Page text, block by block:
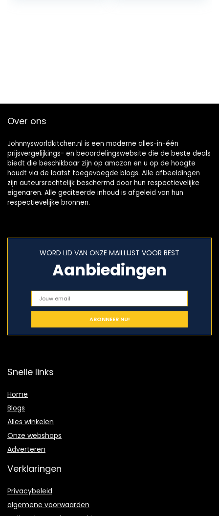
Over ons
Johnnysworldkitchen.nl is een moderne alles-in-één
prijsvergelijkings- en beoordelingswebsite die de beste deals
biedt die beschikbaar zijn op amazon en u op de hoogte
houdt via de laatst toegevoegde blogs. Alle afbeeldingen
zijn auteursrechtelijk beschermd door hun respectievelijke
eigenaren. Alle geciteerde inhoud is afgeleid van hun
respectievelijke bronnen.
WORD LID VAN ONZE MAILLIJST VOOR BEST
Aanbiedingen
Snelle links
Home
Blogs
Alles winkelen
Onze webshops
Adverteren
Verklaringen
Privacybeleid
algemene voorwaarden